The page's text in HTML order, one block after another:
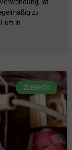
ist
zu
Luft in
ZUBEHÖR